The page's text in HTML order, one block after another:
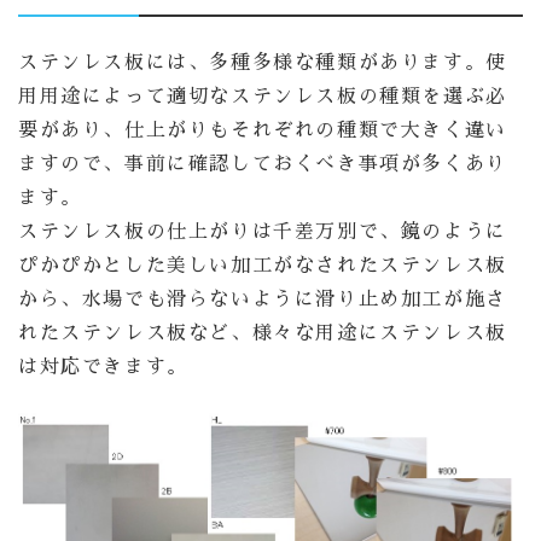
ステンレス板には、多種多様な種類があります。使
用用途によって適切なステンレス板の種類を選ぶ必
要があり、仕上がりもそれぞれの種類で大きく違い
ますので、事前に確認しておくべき事項が多くあり
ます。
ステンレス板の仕上がりは千差万別で、鏡のように
ぴかぴかとした美しい加工がなされたステンレス板
から、水場でも滑らないように滑り止め加工が施さ
れたステンレス板など、様々な用途にステンレス板
は対応できます。